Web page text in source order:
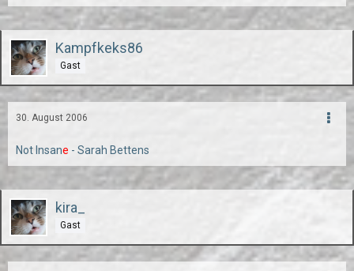
Kampfkeks86
Gast
30. August 2006
Not Insane - Sarah Bettens
kira_
Gast